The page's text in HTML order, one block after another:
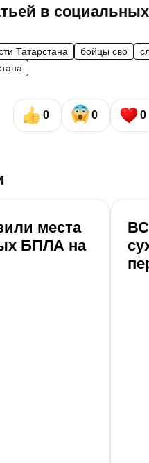
в
Татарстана бойцы сво
0 0 0
места
БПЛА на